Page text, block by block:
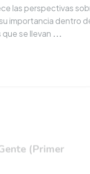
se llevan ...
examina los últimos
sobre el significado
de